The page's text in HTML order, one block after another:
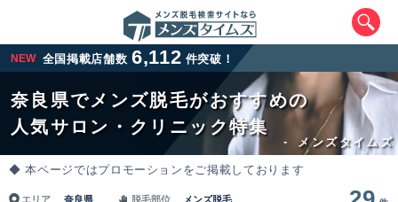
NEW 全国掲載店舗数 6,112 件突破！
奈良県でメンズ脱毛がおすすめの
人気サロン・クリニック特集
- メンズタイムズ
◆ 本ページではプロモーションをご掲載しております
エリア 奈良県 脱毛部位 メンズ脱毛